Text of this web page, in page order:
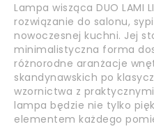
Lampa wisząca DUO LAMI
rozwiązanie do salonu,
nowoczesnej kuchni. Jej
minimalistyczna forma
różnorodne aranżacje
skandynawskich po
wzornictwa z
lampa będzie nie tylko
elementem każdego